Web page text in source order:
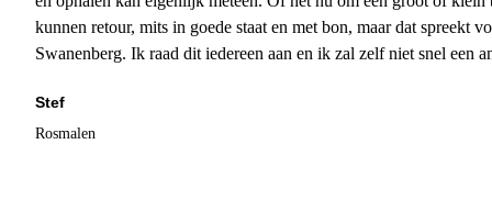
kunnen retour, mits in goede staat en met bon, maar dat spreekt
Swanenberg. Ik raad dit iedereen aan en ik zal zelf niet snel een
Stef
Rosmalen